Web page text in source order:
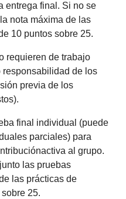
entrega final. Si no se
nota máxima de las
10 puntos sobre 25.
requieren de trabajo
responsabilidad de los
previa de los
final individual (puede
parciales) para
al grupo.
las pruebas
las prácticas de
25.